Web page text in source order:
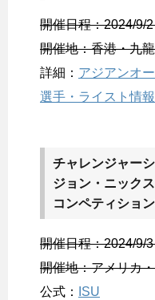
開催日程：2024/9/
開催地：香港・九
詳細： アジアンオ
選手・ライスト情報
チャレンジャー
ジョン・ニック
コンペティショ
開催日程：2024/9/
開催地：アメリカ
公式：
ISU